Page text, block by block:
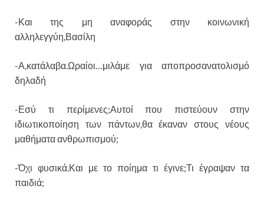
-Και της μη αναφοράς στην κοινωνική
αλληλεγγύη,Βασίλη
-Α,κατάλαβα.Ωραίοι…μιλάμε για αποπροσανατολισμό
δηλαδή
-Εσύ τι περίμενες;Αυτοί που πιστεύουν στην
ιδιωτικοποίηση των πάντων,θα έκαναν στους νέους
μαθήματα ανθρωπισμού;
-Όχι φυσικά.Και με το ποίημα τι έγινε;Τι έγραψαν τα
παιδιά;